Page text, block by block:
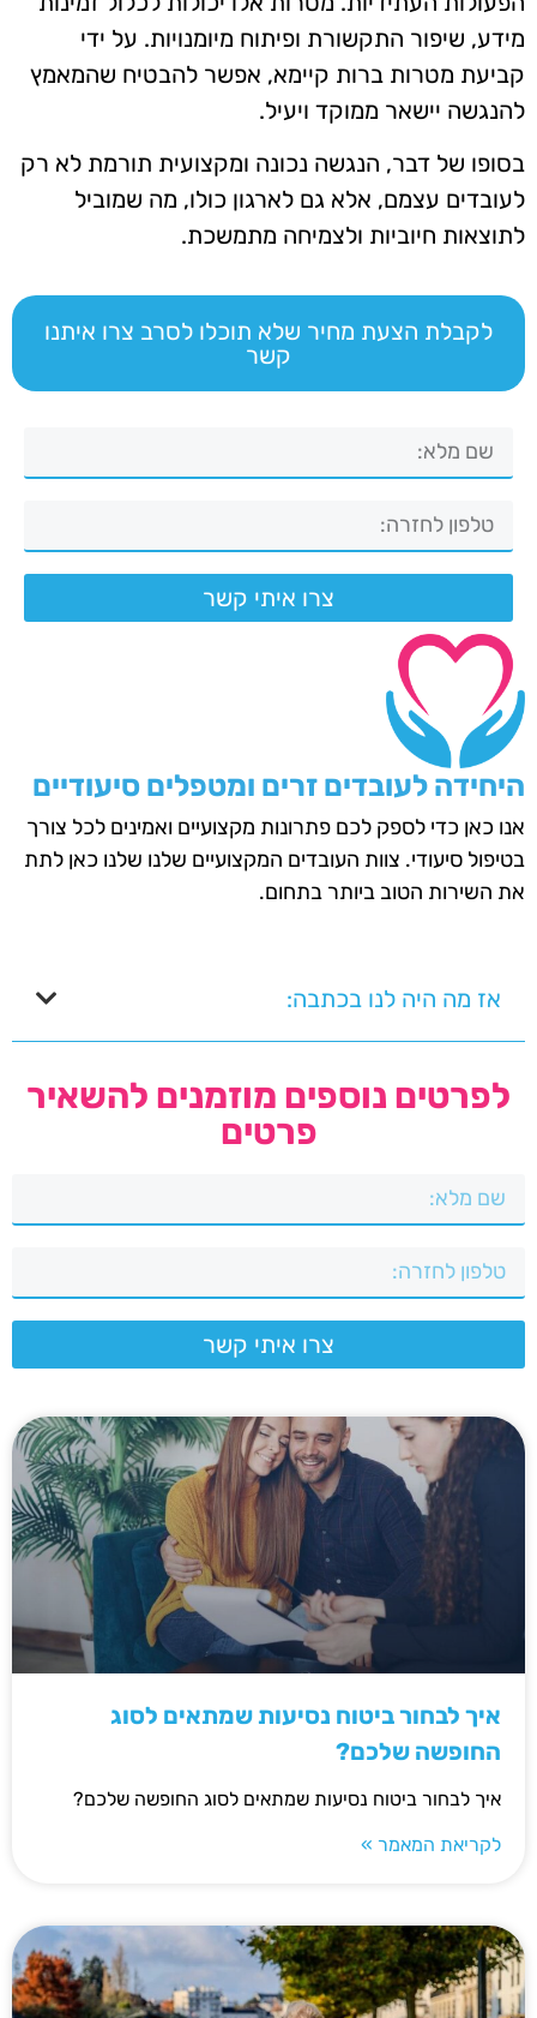
מידע, שיפור התקשורת ופיתוח מיומנויות. על ידי
קביעת מטרות ברות קיימא, אפשר להבטיח שהמאמץ
להנגשה יישאר ממוקד ויעיל.
בסופו של דבר, הנגשה נכונה ומקצועית תורמת לא רק
לעובדים עצמם, אלא גם לארגון כולו, מה שמוביל
לתוצאות חיוביות ולצמיחה מתמשכת.
לקבלת הצעת מחיר שלא תוכלו לסרב צרו איתנו
קשר
צרו איתי קשר
היחידה לעובדים זרים ומטפלים סיעודיים
אנו כאן כדי לספק לכם פתרונות מקצועיים ואמינים לכל צורך
בטיפול סיעודי. צוות העובדים המקצועיים שלנו שלנו כאן לתת
את השירות הטוב ביותר בתחום.
אז מה היה לנו בכתבה:
לפרטים נוספים מוזמנים להשאיר
פרטים
צרו איתי קשר
איך לבחור ביטוח נסיעות שמתאים לסוג
החופשה שלכם?
איך לבחור ביטוח נסיעות שמתאים לסוג החופשה שלכם?
לקריאת המאמר »